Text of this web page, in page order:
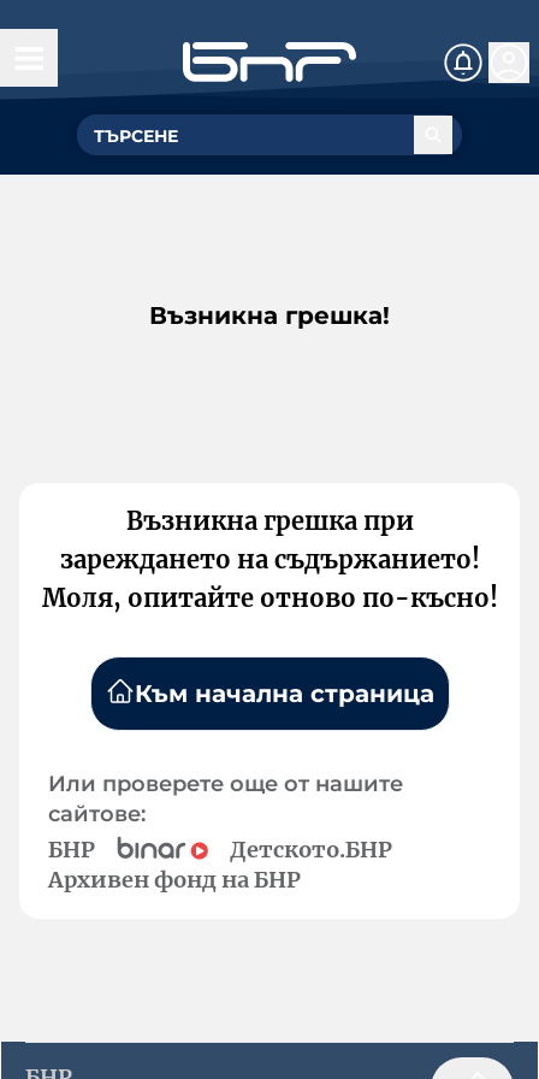
Възникна грешка!
Възникна грешка при
зареждането на съдържанието!
Моля, опитайте отново по-късно!
Към начална страница
Или проверете още от нашите
сайтове:
БНР
Детското.БНР
Архивен фонд на БНР